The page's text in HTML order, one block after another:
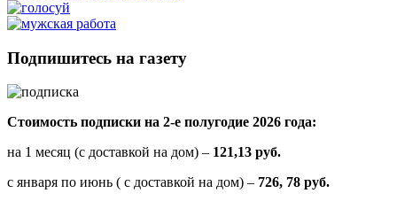
Подпишитесь на газету
Стоимость подписки на 2-е полугодие 2026 года:
на 1 месяц (с доставкой на дом) – 121,13 руб.
с января по июнь ( с доставкой на дом) – 726, 78 руб.